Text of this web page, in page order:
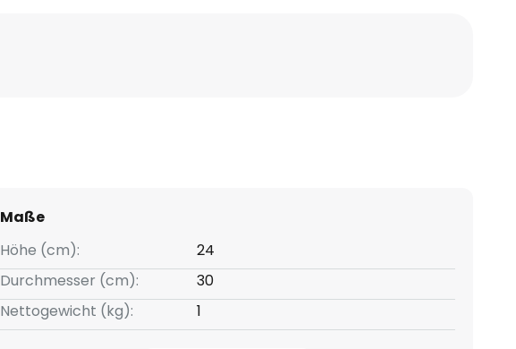
Maße
Höhe (cm):
24
Durchmesser (cm):
30
Nettogewicht (kg):
1